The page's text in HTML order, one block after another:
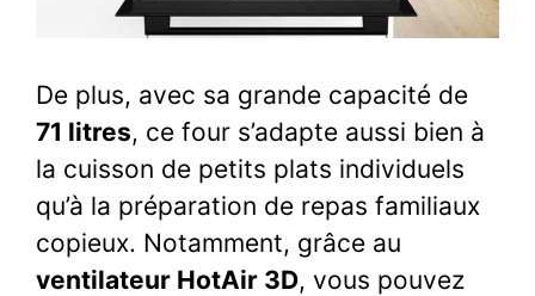
De plus, avec sa grande capacité de
71 litres, ce four s’adapte aussi bien à
la cuisson de petits plats individuels
qu’à la préparation de repas familiaux
copieux. Notamment, grâce au
ventilateur HotAir 3D, vous pouvez